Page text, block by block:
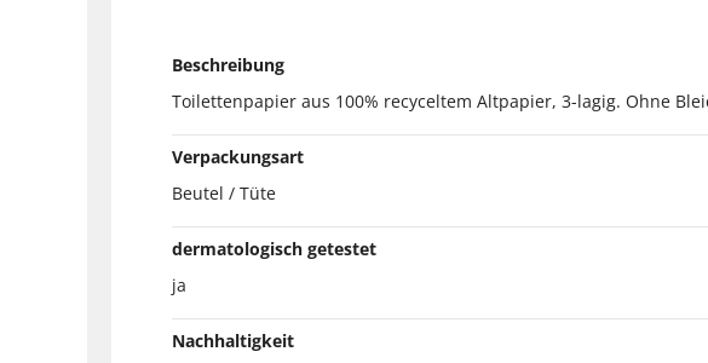
Beschreibung
Toilettenpapier aus 100% recyceltem Altpapier, 3-lagig. Ohne
Verpackungsart
Beutel / Tüte
dermatologisch getestet
ja
Nachhaltigkeit